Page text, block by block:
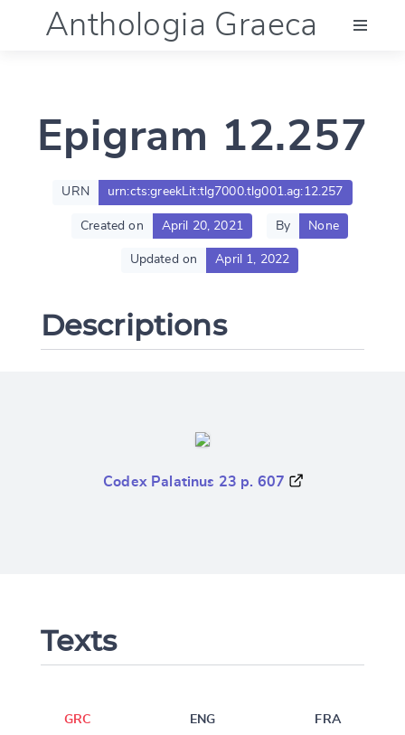
Anthologia Graeca
Language (en)
Documentation
Epigram 12.257
URN urn:cts:greekLit:tlg7000.tlg001.ag:12.257
Created on April 20, 2021 By None
Updated on April 1, 2022
Descriptions
Codex Palatinus 23 p. 607
Texts
GRC ENG FRA